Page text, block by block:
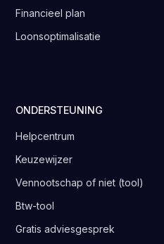
Financieel plan
Loonsoptimalisatie
ONDERSTEUNING
Helpcentrum
Keuzewijzer
Vennootschap of niet (tool)
Btw-tool
Gratis adviesgesprek